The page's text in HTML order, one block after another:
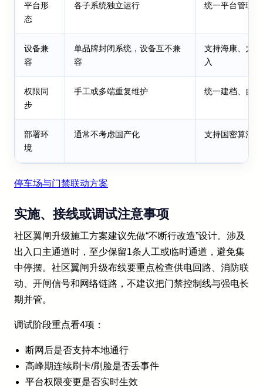
平台形
态
各子系统独立运行 统一平台管理
设备兼
容
单品牌封闭系统，设备互不兼
容
支持海康、大
入
权限同
步
手工或多端重复维护 统一建档、自
部署环
境
通常不考虑国产化 支持国密算法
停车场与门禁联动方案
实施、接线或调试注意事项
社区翼闸升级施工方案建议先做“不断行改造”设计。涉及
出入口主通道时，至少保留1条人工或临时通道，避免集
中停摆。社区翼闸升级布线要重点检查供电回路、消防联
动、开闸信号和网络链路，不建议把门禁控制线与强电长
期并管。
调试阶段重点看4项：
断网后是否支持本地通行
高峰期连续刷卡/刷脸是否丢事件
平台权限变更是否实时生效